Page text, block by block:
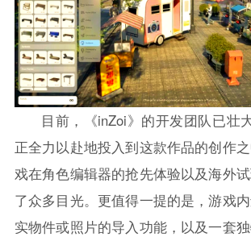
目前，《inZoi》的开发团队已壮
正全力以赴地投入到这款作品的创作
戏在角色编辑器的抢先体验以及海外
了众多目光。更值得一提的是，游戏
实物件或照片的导入功能，以及一套